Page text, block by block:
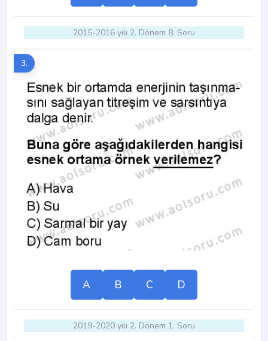
2015-2016 yılı 2. Dönem 8. Soru
3.
A B C D
2019-2020 yılı 2. Dönem 1. Soru